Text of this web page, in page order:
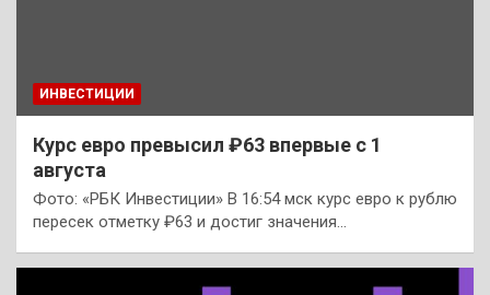
ИНВЕСТИЦИИ
Курс евро превысил ₽63 впервые с 1
августа
Фото: «РБК Инвестиции» В 16:54 мск курс евро к рублю
пересек отметку ₽63 и достиг значения…